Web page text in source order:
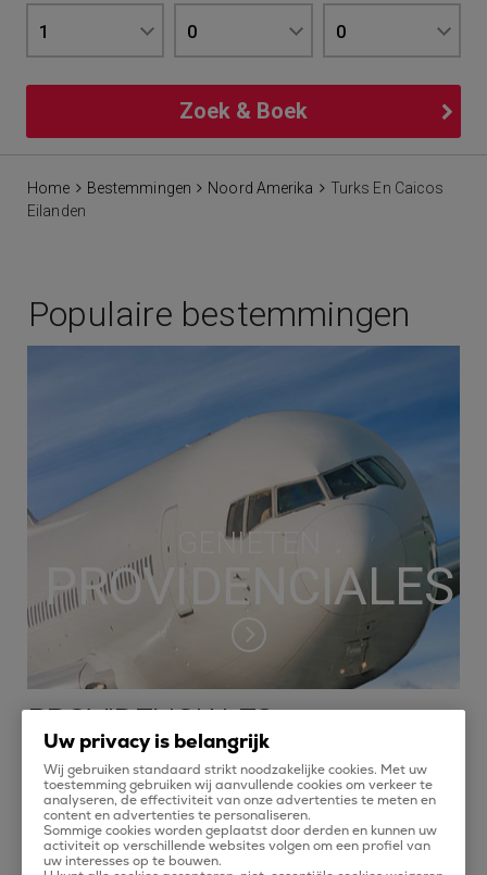
1 0 0
Zoek & Boek
Home Bestemmingen Noord Amerika
Turks En Caicos
Eilanden
Populaire bestemmingen
GENIETEN
PROVIDENCIALES
PROVIDENCIALES
Vluchten naar Providenciales boek je om op reis te gaan naar
de Turks and Caicos Islands, twee groepjes Britse eilanden in
het Caribisch gebied. De tropische eilanden worden van
elkaar gescheiden door de Turk Passage. Providenciales en
Uw privacy is belangrijk
Wij gebruiken standaard strikt noodzakelijke cookies. Met uw
toestemming gebruiken wij aanvullende cookies om verkeer te
analyseren, de effectiviteit van onze advertenties te meten en
content en advertenties te personaliseren.
Sommige cookies worden geplaatst door derden en kunnen uw
activiteit op verschillende websites volgen om een profiel van
uw interesses op te bouwen.